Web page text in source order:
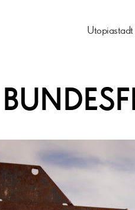
Utopiastadt